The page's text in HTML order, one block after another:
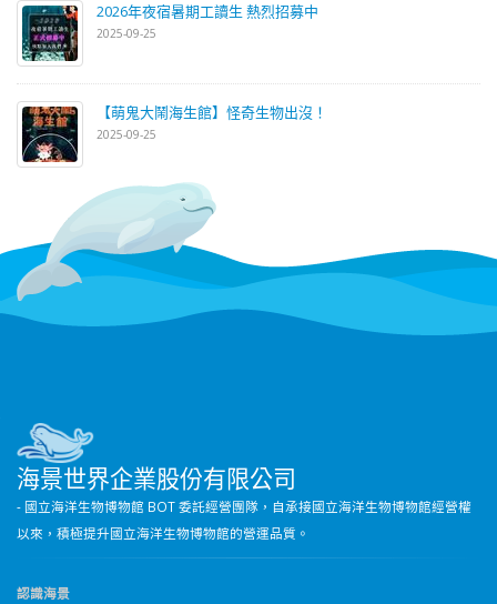
2026年夜宿暑期工讀生 熱烈招募中
2025-09-25
【萌鬼大鬧海生館】怪奇生物出沒！
2025-09-25
海景世界企業股份有限公司
- 國立海洋生物博物館 BOT 委託經營團隊，自承接國立海洋生物博物館經營權
以來，積極提升國立海洋生物博物館的營運品質。
認識海景